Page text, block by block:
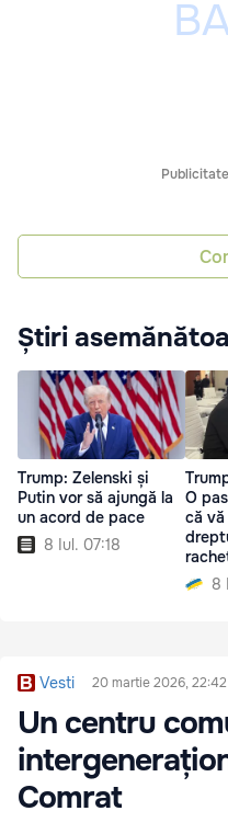
Știri
Trump: Zelenski și
Putin vor să ajungă la
un acord de pace
8 Iul. 07:18
O
că vă
8
Vesti 20 martie 2026, 22:42
Un centru
Comrat